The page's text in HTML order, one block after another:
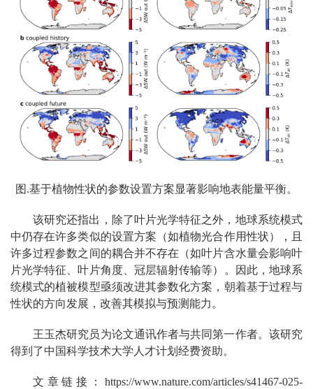
图.基于植物性状的参数设置方案显著影响地表能量平衡。
该研究还指出，除了叶片光学特征之外，地球系统模式
中仍存在许多类似的设置方案（如植物光合作用性状），且
许多过程参数之间的耦合并不存在（如叶片含水量会影响叶
片光学特征、叶片角度、冠层辐射传输等）。因此，地球系
统模式的植被模型亟须改进其参数化方案，朝着基于过程与
性状的方向发展，改善其模拟与预测能力。
王玉杰研究员为论文通讯作者与共同第一作者。该研究
得到了中国科学技术大学人才计划经费资助。
文章链接：https://www.nature.com/articles/s41467-025-